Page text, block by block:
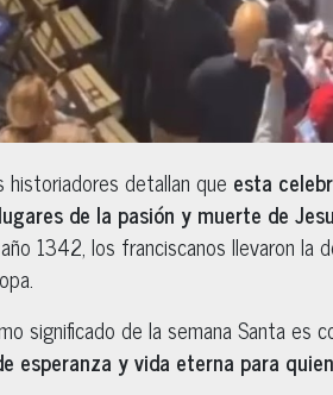
historiadores detallan que esta
de la pasión y muerte de
1342, los franciscanos llevaron la
significado de la semana Santa es
esperanza y vida eterna para